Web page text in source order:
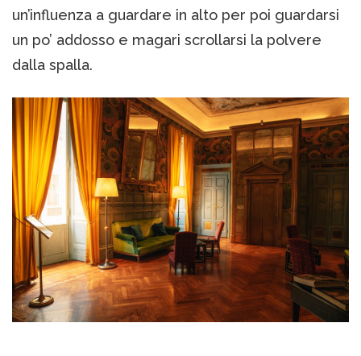
un’influenza a guardare in alto per poi guardarsi
un po’ addosso e magari scrollarsi la polvere
dalla spalla.